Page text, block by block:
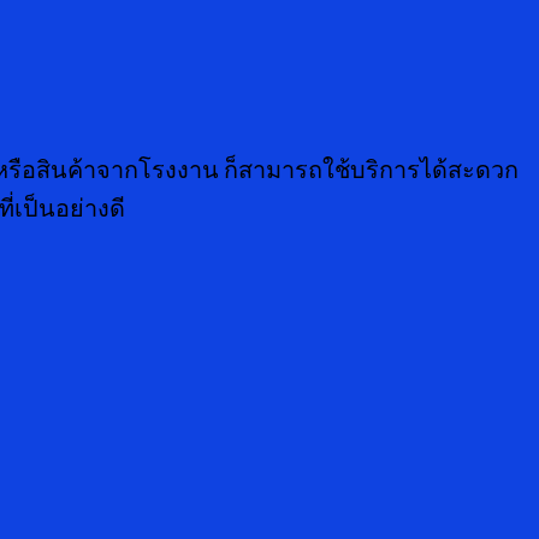
อสินค้าจากโรงงาน ก็สามารถใช้บริการได้สะดวก
เป็นอย่างดี